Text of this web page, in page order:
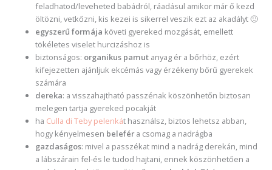
feladhatod/leveheted babádról, ráadásul amikor már ő kezd
öltözni, vetkőzni, kis kezei is sikerrel veszik ezt az akadályt 🙂
egyszerű formája követi gyereked mozgását, emellett
tökéletes viselet hurcizáshoz is
biztonságos: organikus pamut anyag ér a bőrhöz, ezért
kifejezetten ajánljuk ekcémás vagy érzékeny bőrű gyerekek
számára
dereka: a visszahajtható passzénak köszönhetőn biztosan
melegen tartja gyereked pocakját
ha Culla di Teby pelenkát használsz, biztos lehetsz abban,
hogy kényelmesen beleféra csomag a nadrágba
gazdaságos: mivel a passzékat mind a nadrág derekán, mind
a lábszárain fel-és le tudod hajtani, ennek köszönhetően a